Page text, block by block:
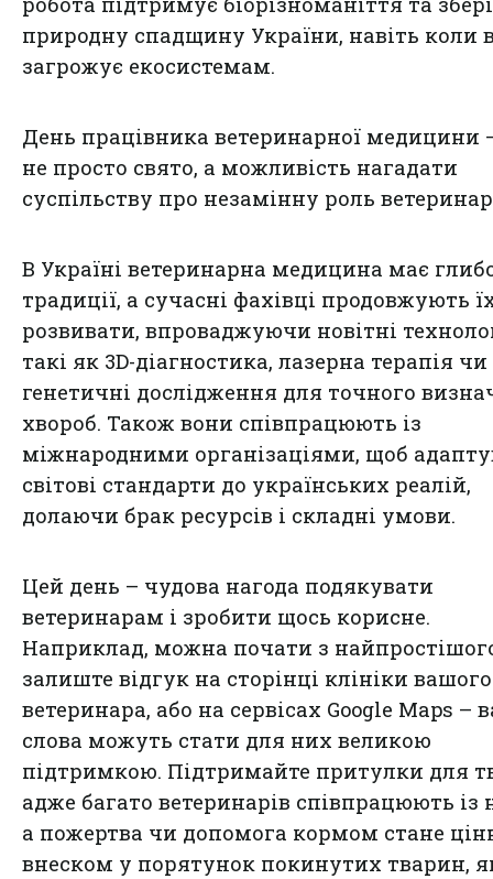
природну спадщину України, навіть коли
загрожує екосистемам.
День працівника ветеринарної медицини
не просто свято, а можливість нагадати
суспільству про незамінну роль
В Україні ветеринарна медицина має
традиції, а сучасні фахівці продовжують
розвивати, впроваджуючи новітні
такі як 3D-діагностика, лазерна терапія чи
генетичні дослідження для точного
хвороб. Також вони співпрацюють із
міжнародними організаціями, щоб
світові стандарти до українських реалій,
долаючи брак ресурсів і складні умови.
Цей день – чудова нагода подякувати
ветеринарам і зробити щось корисне.
Наприклад, можна почати з
залиште відгук на сторінці клініки вашого
ветеринара, або на сервісах Google Maps –
слова можуть стати для них великою
підтримкою. Підтримайте притулки для
адже багато ветеринарів співпрацюють із
а пожертва чи допомога кормом стане
внеском у порятунок покинутих тварин,